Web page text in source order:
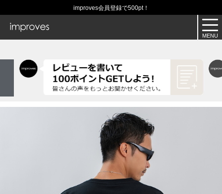
improves会員登録で500pt！